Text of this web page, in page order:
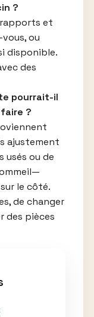
?
et
ou
disponible.
des
pourrait-il
?
ajustement
usés ou de
le côté.
de changer
des pièces